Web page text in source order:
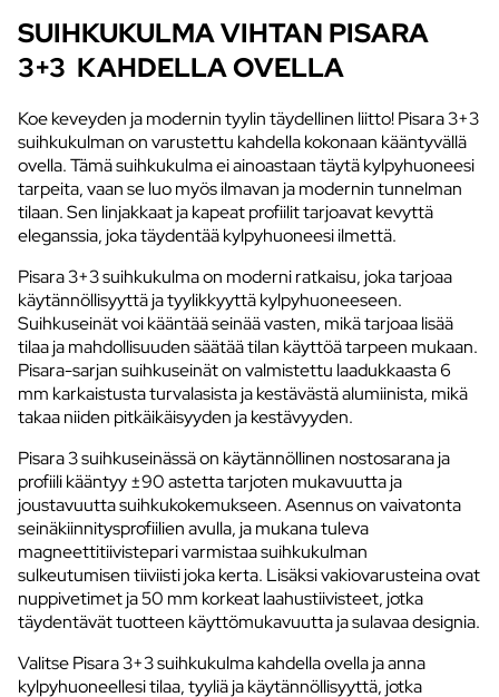
SUIHKUKULMA VIHTAN PISARA
3+3 KAHDELLA OVELLA
Koe keveyden ja modernin tyylin täydellinen liitto! Pisara 3+3
suihkukulman on varustettu kahdella kokonaan kääntyvällä
ovella. Tämä suihkukulma ei ainoastaan täytä kylpyhuoneesi
tarpeita, vaan se luo myös ilmavan ja modernin tunnelman
tilaan. Sen linjakkaat ja kapeat profiilit tarjoavat kevyttä
eleganssia, joka täydentää kylpyhuoneesi ilmettä.
Pisara 3+3 suihkukulma on moderni ratkaisu, joka tarjoaa
käytännöllisyyttä ja tyylikkyyttä kylpyhuoneeseen.
Suihkuseinät voi kääntää seinää vasten, mikä tarjoaa lisää
tilaa ja mahdollisuuden säätää tilan käyttöä tarpeen mukaan.
Pisara-sarjan suihkuseinät on valmistettu laadukkaasta 6
mm karkaistusta turvalasista ja kestävästä alumiinista, mikä
takaa niiden pitkäikäisyyden ja kestävyyden.
Pisara 3 suihkuseinässä on käytännöllinen nostosarana ja
profiili kääntyy ±90 astetta tarjoten mukavuutta ja
joustavuutta suihkukokemukseen. Asennus on vaivatonta
seinäkiinnitysprofiilien avulla, ja mukana tuleva
magneettitiivistepari varmistaa suihkukulman
sulkeutumisen tiiviisti joka kerta. Lisäksi vakiovarusteina ovat
nuppivetimet ja 50 mm korkeat laahustiivisteet, jotka
täydentävät tuotteen käyttömukavuutta ja sulavaa designia.
Valitse Pisara 3+3 suihkukulma kahdella ovella ja anna
kylpyhuoneellesi tilaa, tyyliä ja käytännöllisyyttä, jotka